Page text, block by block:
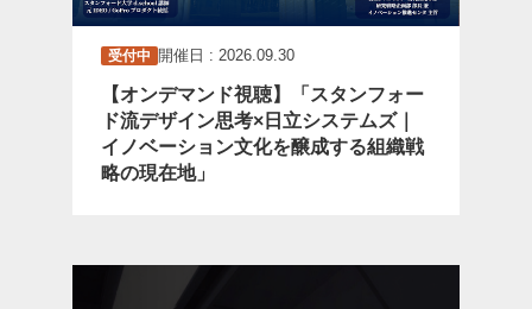
受付中 開催日 : 2026.09.30
【オンデマンド視聴】「スタンフォー
ド流デザイン思考×日立システムズ｜
イノベーション文化を醸成する組織戦
略の現在地」